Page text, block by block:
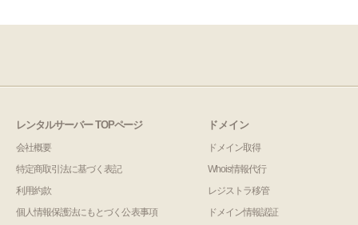
レンタルサーバー TOPページ
会社概要
特定商取引法に基づく表記
利用約款
個人情報保護法にもとづく公表事項
ドメイン
ドメイン取得
Whois情報代行
レジストラ移管
ドメイン情報認証